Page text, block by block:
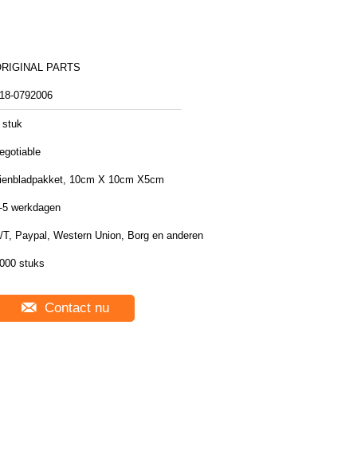
PARTS
0792006
stuk
10cm X 10cm X5cm
5 werkdagen
T, Paypal, Western Union, Borg en anderen
stuks
Contact nu